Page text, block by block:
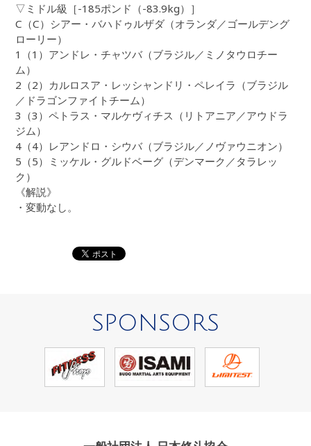
▽ミドル級［-185ポンド（-83.9kg）］
C（C）シアー・バハドゥルザダ（オランダ／ゴールデング
ローリー）
1（1）アンドレ・チャツバ（ブラジル／ミノタウロチー
ム）
2（2）カルロスア・レッシャンドリ・ペレイラ（ブラジル
／ドラゴンファイトチーム）
3（3）ペトラス・マルケヴィチス（リトアニア／アウドラ
ジム）
4（4）レアンドロ・シウバ（ブラジル／ノヴァウニオン）
5（5）ミッケル・グルドベーグ（デンマーク／タラレッ
ク）
《解説》
・変動なし。
SPONSORS